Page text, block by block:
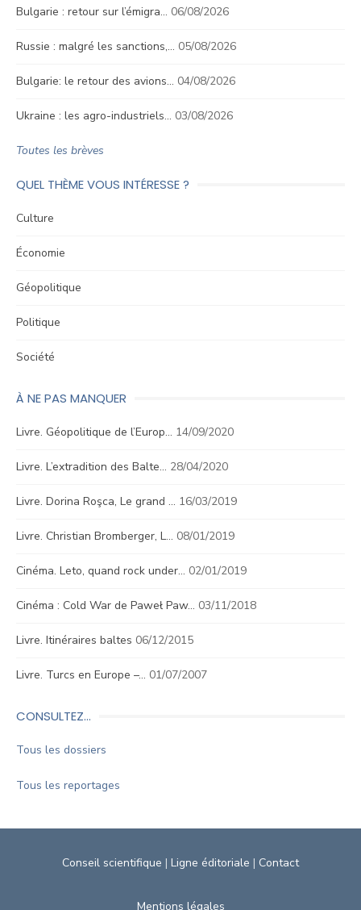
Bulgarie : retour sur l’émigra… 06/08/2026
Russie : malgré les sanctions,… 05/08/2026
Bulgarie: le retour des avions… 04/08/2026
Ukraine : les agro-industriels… 03/08/2026
Toutes les brèves
QUEL THÈME VOUS INTÉRESSE ?
Culture
Économie
Géopolitique
Politique
Société
À NE PAS MANQUER
Livre. Géopolitique de l’Europ… 14/09/2020
Livre. L’extradition des Balte… 28/04/2020
Livre. Dorina Roşca, Le grand … 16/03/2019
Livre. Christian Bromberger, L… 08/01/2019
Cinéma. Leto, quand rock under… 02/01/2019
Cinéma : Cold War de Paweł Paw… 03/11/2018
Livre. Itinéraires baltes 06/12/2015
Livre. Turcs en Europe –… 01/07/2007
CONSULTEZ…
Tous les dossiers
Tous les reportages
Conseil scientifique | Ligne éditoriale | Contact
Mentions légales